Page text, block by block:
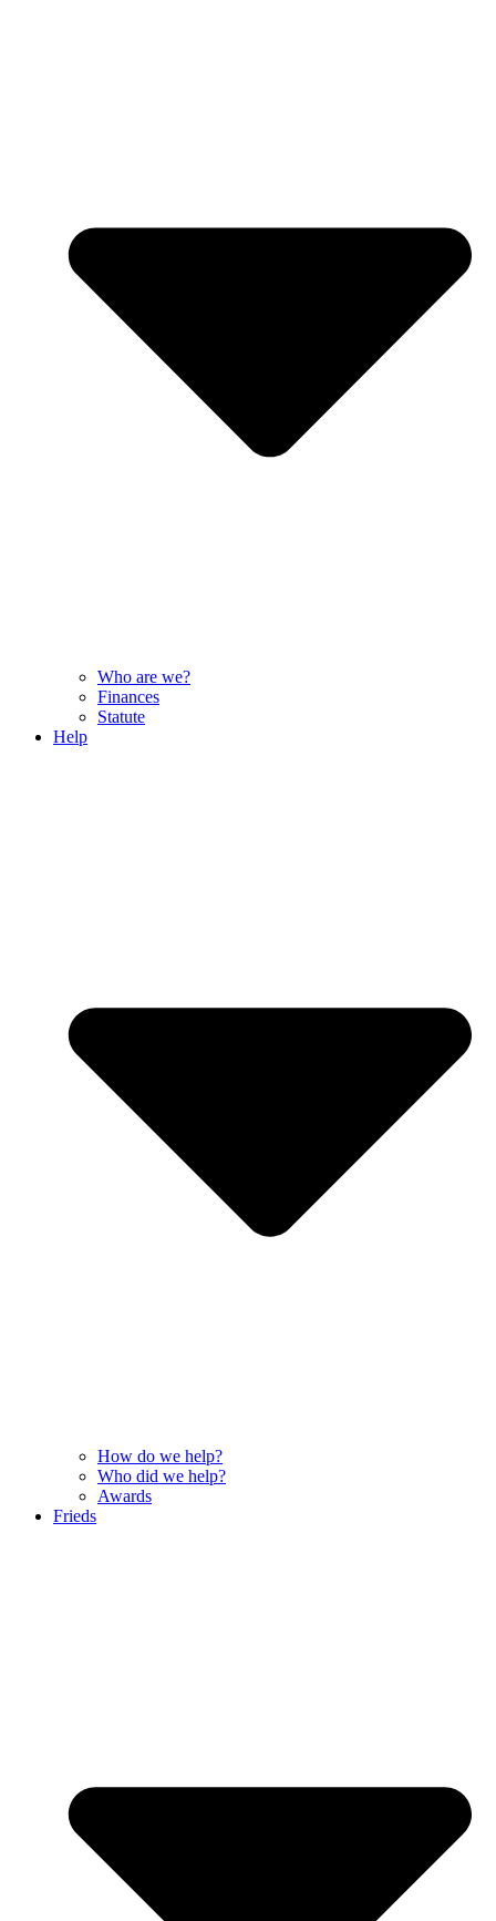
Who are we?
Finances
Statute
Help
How do we help?
Who did we help?
Awards
Frieds